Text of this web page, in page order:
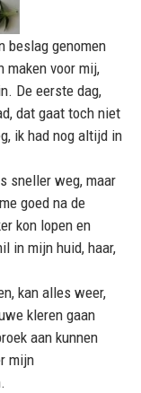
beslag genomen
maken voor mij,
De eerste dag,
dat gaat toch niet
ik had nog altijd in
sneller weg, maar
goed na de
kon lopen en
in mijn huid, haar,
kan alles weer,
kleren gaan
aan kunnen
mijn